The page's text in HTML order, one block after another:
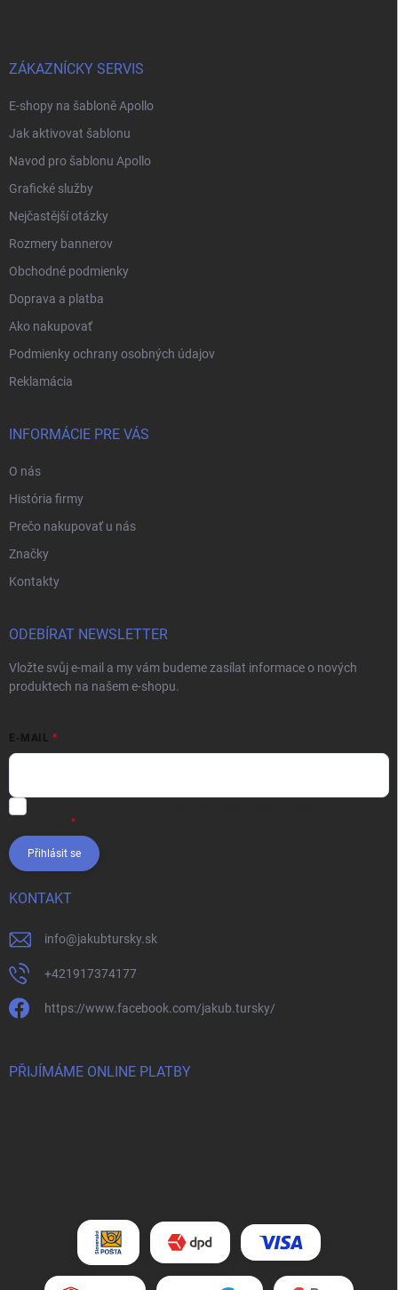
ZÁKAZNÍCKY SERVIS
E-shopy na šabloně Apollo
Jak aktivovat šablonu
Navod pro šablonu Apollo
Grafické služby
Nejčastější otázky
Rozmery bannerov
Obchodné podmienky
Doprava a platba
Ako nakupovať
Podmienky ochrany osobných údajov
Reklamácia
INFORMÁCIE PRE VÁS
O nás
História firmy
Prečo nakupovať u nás
Značky
Kontakty
ODEBÍRAT NEWSLETTER
Vložte svůj e-mail a my vám budeme zasílat informace o nových
produktech na našem e-shopu.
E-MAIL
Přihlásit se
KONTAKT
info@jakubtursky.sk
+421917374177
https://www.facebook.com/jakub.tursky/
PŘIJÍMÁME ONLINE PLATBY